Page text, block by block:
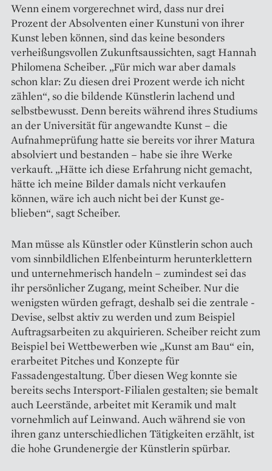
Wenn einem vorgerechnet wird, dass nur drei
Prozent der Absolventen einer Kunstuni von ihrer
Kunst leben können, sind das keine ­besonders
verheißungsvollen Zukunfts­aussichten, sagt Hannah
Philomena Scheiber. „Für mich war aber damals
schon klar: Zu diesen drei Prozent werde ich nicht
zählen“, so die bildende Künstlerin lachend und
selbstbewusst. Denn bereits während ihres Studiums
an der Universität für angewandte Kunst – die
Aufnahme­prüfung hatte sie bereits vor ihrer Matura
absolviert und bestanden – habe sie ihre Werke
verkauft. „Hätte ich diese Erfahrung nicht gemacht,
hätte ich meine Bilder damals nicht verkaufen
können, wäre ich auch nicht bei der Kunst ge­
blieben“, sagt Scheiber.
Man müsse als Künstler oder Künstlerin schon auch
vom sinn­bildlichen Elfenbeinturm herunterklettern
und unternehmerisch handeln – zumindest sei das
ihr persönlicher Zugang, meint Scheiber. Nur die
wenigsten würden gefragt, deshalb sei die zentrale ­
Devise, selbst aktiv zu werden und zum ­Beispiel
Auftragsarbeiten zu akquirieren. Scheiber reicht zum
Beispiel bei Wettbewerben wie „Kunst am Bau“ ein,
erarbeitet Pitches und Konzepte für
Fassadengestaltung. Über diesen Weg konnte sie
bereits sechs Intersport-Filialen gestalten; sie bemalt
auch Leer­stände, arbeitet mit Keramik und malt
vornehmlich auf Leinwand. Auch während sie von
ihren ganz unterschiedlichen Tätigkeiten erzählt, ist
die hohe Grundenergie der Künstlerin spürbar.